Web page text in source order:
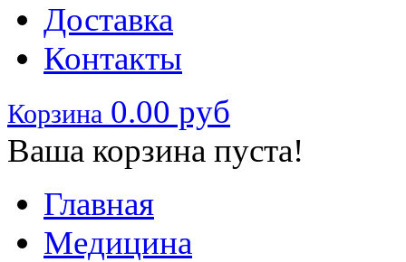
Доставка
Контакты
Корзина 0.00 руб
Ваша корзина пуста!
Главная
Медицина